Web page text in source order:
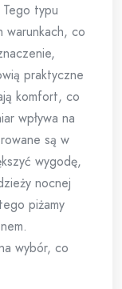
typu
warunkach, co
praktyczne
komfort, co
wpływa na
są w
wygodę,
nocnej
piżamy
wybór, co